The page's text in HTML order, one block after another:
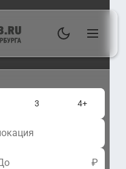
3 4+
₽